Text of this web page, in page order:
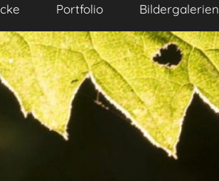
Portfolio Bildergalerien